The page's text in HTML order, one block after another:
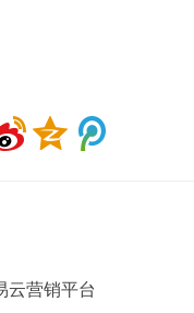
云营销平台